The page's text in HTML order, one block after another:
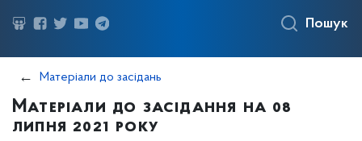
Пошук
Матеріали до засідань
Матеріали до засідання на 08
липня 2021 року